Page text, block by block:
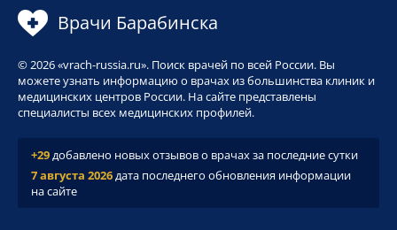
Врачи Барабинска
© 2026 «vrach-russia.ru». Поиск врачей по всей России. Вы
можете узнать информацию о врачах из большинства клиник и
медицинских центров России. На сайте представлены
специалисты всех медицинских профилей.
+29добавлено новых отзывов о врачах за последние сутки
7 августа 2026дата последнего обновления информации
на сайте